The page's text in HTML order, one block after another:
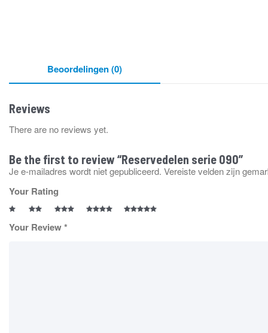
Beoordelingen (0)
Reviews
There are no reviews yet.
Be the first to review “Reservedelen serie 090”
Je e-mailadres wordt niet gepubliceerd. Vereiste velden zijn
Your Rating
Your Review*